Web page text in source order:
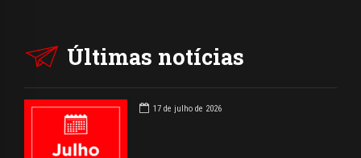
Últimas notícias
17 de julho de 2026